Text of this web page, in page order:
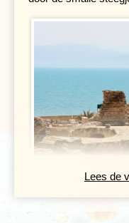
De volgende
Lees de